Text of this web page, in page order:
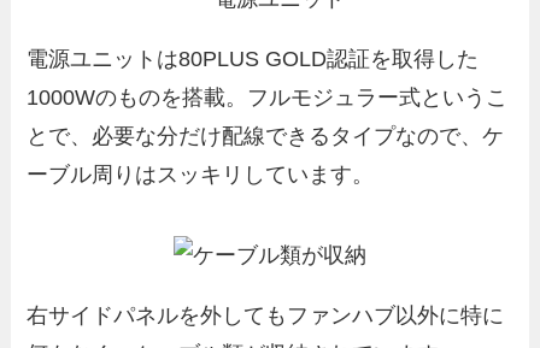
電源ユニットは80PLUS GOLD認証を取得した
1000Wのものを搭載。フルモジュラー式というこ
とで、必要な分だけ配線できるタイプなので、ケ
ーブル周りはスッキリしています。
右サイドパネルを外してもファンハブ以外に特に